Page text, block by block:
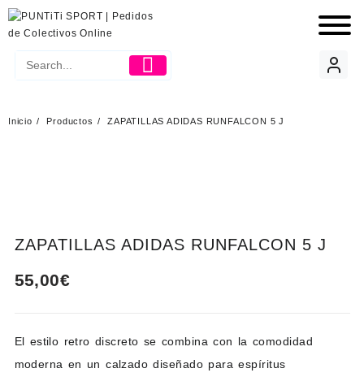
Inicio Productos ZAPATILLAS ADIDAS RUNFALCON 5 J
ZAPATILLAS ADIDAS RUNFALCON 5 J
55,00€
El estilo retro discreto se combina con la comodidad
moderna en un calzado diseñado para espíritus